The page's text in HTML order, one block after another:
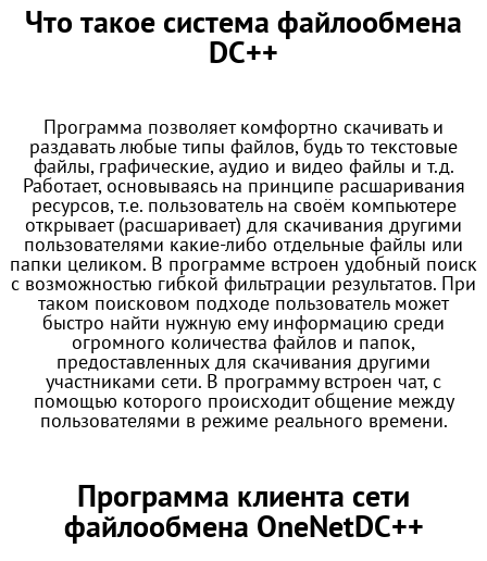
Что такое система файлообмена
DC++
Программа позволяет комфортно скачивать и
раздавать любые типы файлов, будь то текстовые
файлы, графические, аудио и видео файлы и т.д.
Работает, основываясь на принципе расшаривания
ресурсов, т.е. пользователь на своём компьютере
открывает (расшаривает) для скачивания другими
пользователями какие-либо отдельные файлы или
папки целиком. В программе встроен удобный поиск
с возможностью гибкой фильтрации результатов. При
таком поисковом подходе пользователь может
быстро найти нужную ему информацию среди
огромного количества файлов и папок,
предоставленных для скачивания другими
участниками сети. В программу встроен чат, с
помощью которого происходит общение между
пользователями в режиме реального времени.
Программа клиента сети
файлообмена OneNetDC++